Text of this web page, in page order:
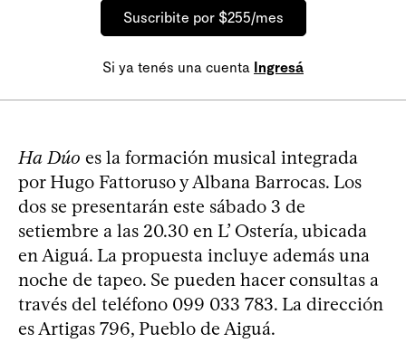
Suscribite por $255/mes
Si ya tenés una cuenta Ingresá
Ha Dúo es la formación musical integrada
por Hugo Fattoruso y Albana Barrocas. Los
dos se presentarán este sábado 3 de
setiembre a las 20.30 en L’ Ostería, ubicada
en Aiguá. La propuesta incluye además una
noche de tapeo. Se pueden hacer consultas a
través del teléfono 099 033 783. La dirección
es Artigas 796, Pueblo de Aiguá.